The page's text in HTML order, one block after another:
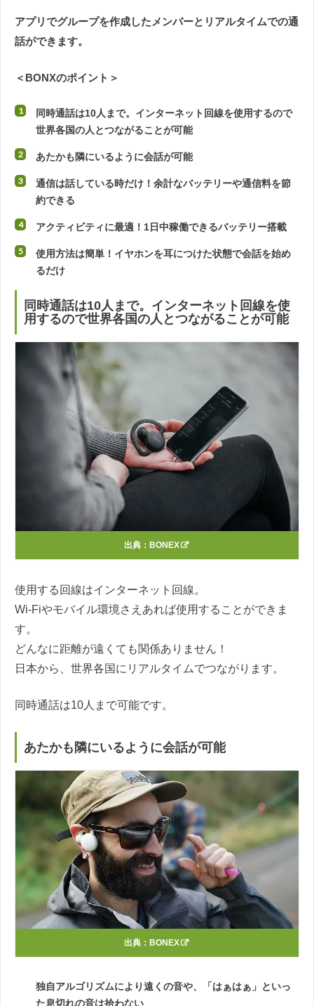
アプリでグループを作成したメンバーとリアルタイムでの通
話ができます。
＜BONXのポイント＞
同時通話は10人まで。インターネット回線を使用するので
世界各国の人とつながることが可能
あたかも隣にいるように会話が可能
通信は話している時だけ！余計なバッテリーや通信料を節
約できる
アクティビティに最適！1日中稼働できるバッテリー搭載
使用方法は簡単！イヤホンを耳につけた状態で会話を始め
るだけ
同時通話は10人まで。インターネット回線を使
用するので世界各国の人とつながることが可能
出典： BONEX
使用する回線はインターネット回線。
Wi-Fiやモバイル環境さえあれば使用することができま
す。
どんなに距離が遠くても関係ありません！
日本から、世界各国にリアルタイムでつながります。
同時通話は10人まで可能です。
あたかも隣にいるように会話が可能
出典： BONEX
独自アルゴリズムにより遠くの音や、「はぁはぁ」といっ
た息切れの音は拾わない